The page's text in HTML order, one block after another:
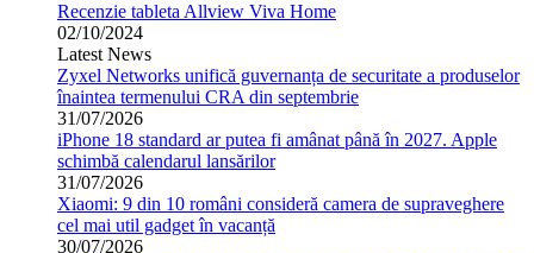
Recenzie tableta Allview Viva Home
02/10/2024
Latest News
Zyxel Networks unifică guvernanța de securitate a produselor
înaintea termenului CRA din septembrie
31/07/2026
iPhone 18 standard ar putea fi amânat până în 2027. Apple
schimbă calendarul lansărilor
31/07/2026
Xiaomi: 9 din 10 români consideră camera de supraveghere
cel mai util gadget în vacanță
30/07/2026